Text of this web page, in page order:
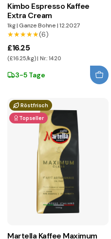
Kimbo Espresso Kaffee
Extra Cream
1kg|Ganze Bohne|12.2027
★★★★★
★★★★★(6)
£16.25
(£16.25/kg) | Nr.: 1420
3-5 Tage
Röstfrisch
Topseller
Martella Kaffee Maximum